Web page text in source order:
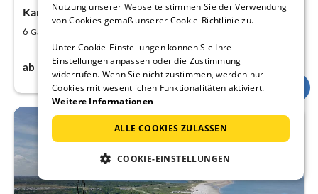
Kamperland
6 Gäste
ab 119€ pro Nacht
Nutzung unserer Webseite stimmen Sie der Verwendung
von Cookies gemäß unserer Cookie-Richtlinie zu.
Unter Cookie-Einstellungen können Sie Ihre
Einstellungen anpassen oder die Zustimmung
widerrufen. Wenn Sie nicht zustimmen, werden nur
Cookies mit wesentlichen Funktionalitäten aktiviert.
Weitere Informationen
ALLE COOKIES ZULASSEN
COOKIE-EINSTELLUNGEN